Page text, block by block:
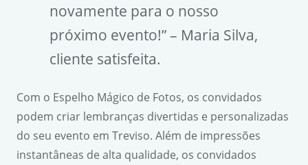
novamente para o nosso
próximo evento!” – Maria Silva,
cliente satisfeita.
Com o Espelho Mágico de Fotos, os convidados
podem criar lembranças divertidas e personalizadas
do seu evento em Treviso. Além de impressões
instantâneas de alta qualidade, os convidados